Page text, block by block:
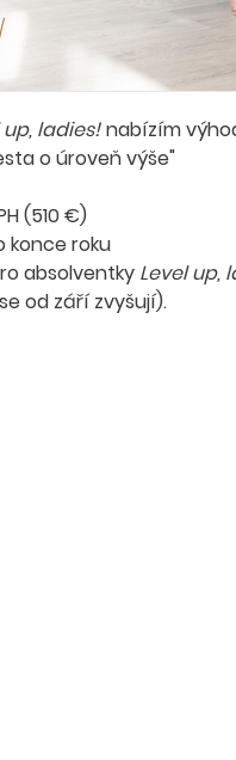
up, ladies! nabízím
o úroveň výše"
(510 €)
konce roku
absolventky Level up,
od září zvyšují).